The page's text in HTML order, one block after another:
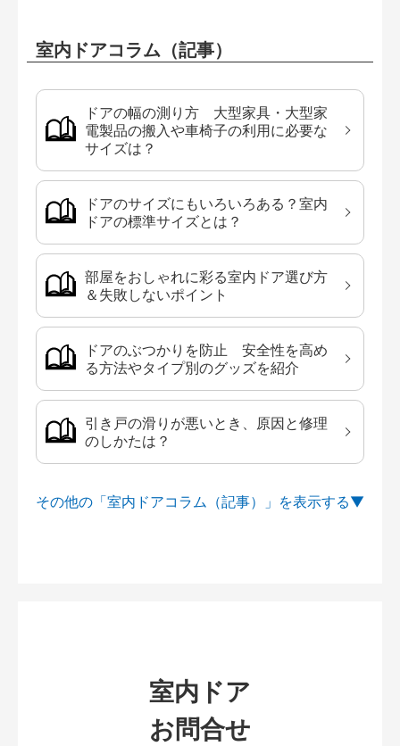
室内ドアコラム（記事）
ドアの幅の測り方 大型家具・大型家
電製品の搬入や車椅子の利用に必要な
サイズは？
ドアのサイズにもいろいろある？室内
ドアの標準サイズとは？
部屋をおしゃれに彩る室内ドア選び方
＆失敗しないポイント
ドアのぶつかりを防止 安全性を高め
る方法やタイプ別のグッズを紹介
引き戸の滑りが悪いとき、原因と修理
のしかたは？
その他の「室内ドアコラム（記事）」を
室内ドア
お問合せ